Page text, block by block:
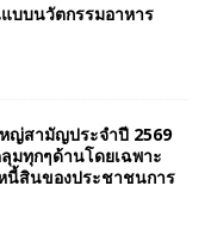
บบนวัตกรรมอาหาร
ญ่สามัญประจำปี 2569
มทุกๆด้านโดยเฉพาะ
นี้สินของประชาชนการ